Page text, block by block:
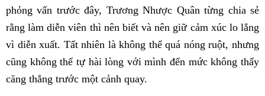
phỏng vấn trước đây, Trương Nhược Quân từng chia sẻ
rằng làm diễn viên thì nên biết và nên giữ cảm xúc lo lắng
vì diễn xuất. Tất nhiên là không thể quá nóng ruột, nhưng
cũng không thể tự hài lòng với mình đến mức không thấy
căng thẳng trước một cảnh quay.